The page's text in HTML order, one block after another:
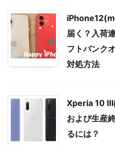
届く？入荷
フトバンク
対処方法
Xperia 10 Ⅲ
および生産
るには？